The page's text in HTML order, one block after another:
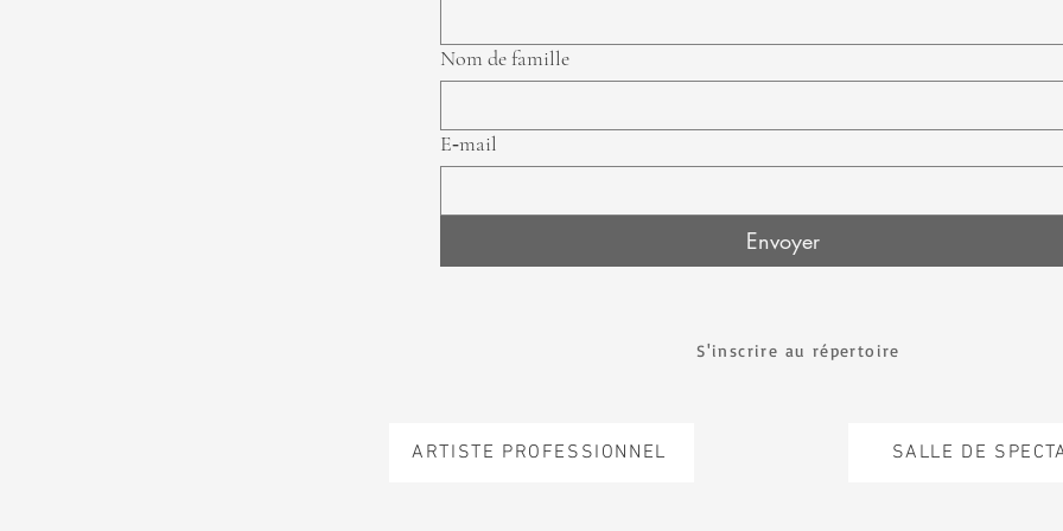
Nom de famille
E‑mail
Envoyer
S'inscrire au répertoire
ARTISTE PROFESSIONNEL SALLE DE